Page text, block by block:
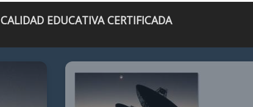
CALIDAD EDUCATIVA CERTIFICADA